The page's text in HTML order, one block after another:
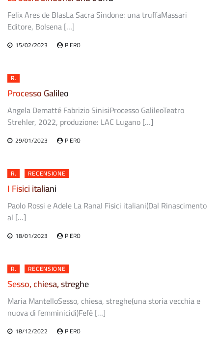
Felix Ares de BlasLa Sacra Sindone: una truffaMassari
Editore, Bolsena […]
15/02/2023 PIERO
R.
Processo Galileo
Angela Dematté Fabrizio SinisiProcesso GalileoTeatro
Strehler, 2022, produzione: LAC Lugano […]
29/01/2023 PIERO
R. RECENSIONE
I Fisici italiani
Paolo Rossi e Adele La RanaI Fisici italiani(Dal Rinascimento
al […]
18/01/2023 PIERO
R. RECENSIONE
Sesso, chiesa, streghe
Maria MantelloSesso, chiesa, streghe(una storia vecchia e
nuova di femminicidi)Fefè […]
18/12/2022 PIERO